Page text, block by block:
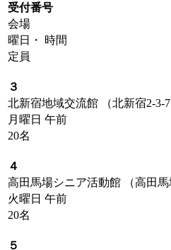
受付番号
会場
曜日・ 時間
定員
３
北新宿地域交流館 （北新宿2-3-7
月曜日 午前
20名
４
高田馬場シニア活動館 （高田馬
火曜日 午前
20名
５